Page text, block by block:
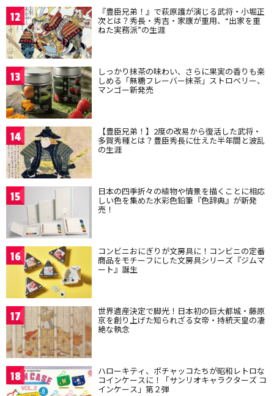
12 『豊臣兄弟！』で萩原護が演じる武将・小堀正
次とは？秀長・秀吉・家康が重用、“出家を重
ねた実務派”の生涯
13 しっかり抹茶の味わい、さらに果実の香りも楽
しめる「無糖フレーバー抹茶」ストロベリー、
マンゴー新発売
14 【豊臣兄弟！】2度の改易から復活した武将・
多賀秀種とは？豊臣秀長に仕えた半年間と波乱
の生涯
15 日本の四季折々の植物や情景を描くことに相応
しい色を集めた水彩色鉛筆『色辞典』が新発
売！
16 コンビニおにぎりが文房具に！コンビニの定番
商品をモチーフにした文房具シリーズ『ジムマ
ート』誕生
17 世界遺産決定で脚光！日本初の巨大都城・藤原
京を創り上げた知られざる女帝・持統天皇の凄
絶な執念
18 ハローキティ、ポチャッコたちが昭和レトロな
コインケースに！「サンリオキャラクターズ コ
インケース」第２弾